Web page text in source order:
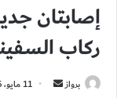
إصابتان
ركاب
برواز
أرسل 11 مايو، 2026